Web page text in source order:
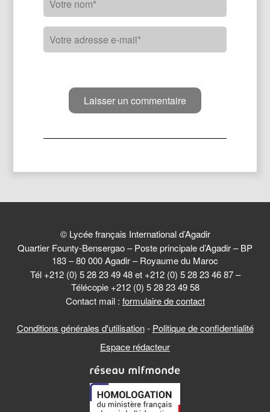
© Lycée français International d’Agadir
Quartier Founty-Bensergao – Poste principale d’Agadir – BP
183 – 80 000 Agadir – Royaume du Maroc
Tél +212 (0) 5 28 23 49 48 et +212 (0) 5 28 23 46 87 –
Télécopie +212 (0) 5 28 23 49 58
Contact mail : formulaire de contact
Conditions générales d'utilisation- Politique de confidentialité
Espace rédacteur